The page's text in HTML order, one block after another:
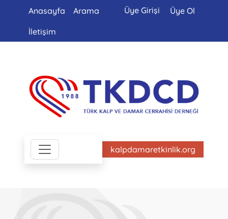
Anasayfa Arama Üye Girişi Üye Ol
İletişim
kalpdamaretkinlik.org